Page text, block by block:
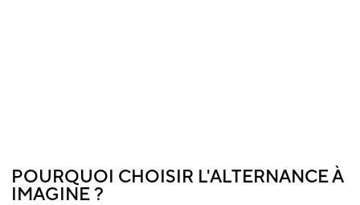
POURQUOI CHOISIR L'ALTERNANCE À
IMAGINE ?